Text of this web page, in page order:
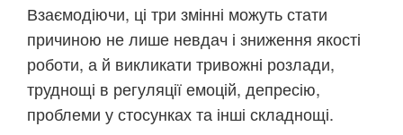
Взаємодіючи, ці три змінні можуть стати
причиною не лише невдач і зниження якості
роботи, а й викликати тривожні розлади,
труднощі в регуляції емоцій, депресію,
проблеми у стосунках та інші складнощі.